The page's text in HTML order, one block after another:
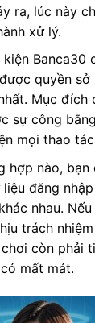
ra, lúc này
xử lý.
Banca30
quyền sở
Mục đích
sự công
mọi thao
hợp nào, bạn
đăng
nhau.
trách
còn phải
mất mát.